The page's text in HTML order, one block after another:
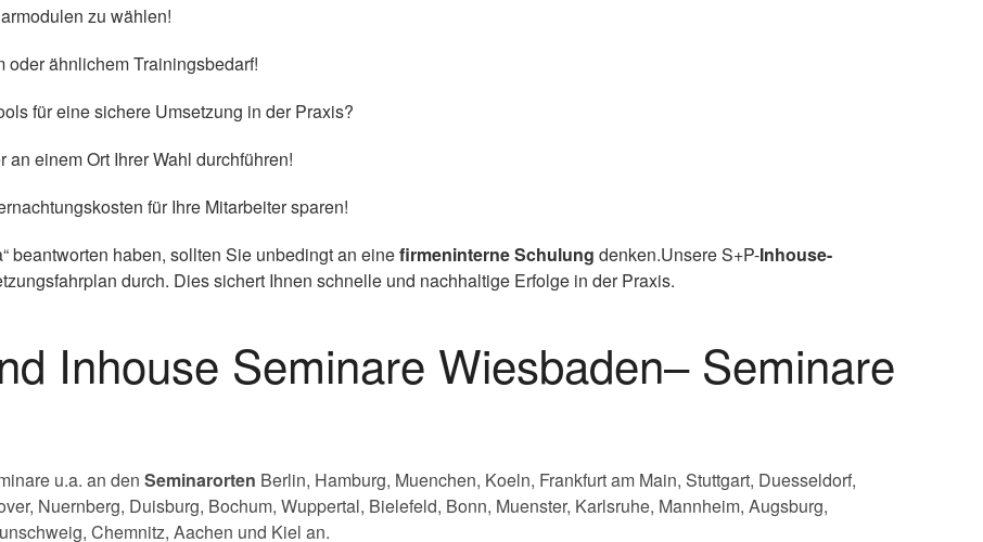
zu wählen!
oder ähnlichem Trainingsbedarf!
für eine sichere Umsetzung in der Praxis?
einem Ort Ihrer Wahl durchführen!
für Ihre Mitarbeiter sparen!
beantworten haben, sollten Sie unbedingt an einefirmeninterne Schulung denken.Unsere S+P-Inhouse-
durch. Dies sichert Ihnen schnelle und nachhaltige Erfolge in der Praxis.
Inhouse Seminare Wiesbaden– Seminare
u.a. an den Seminarorten Berlin, Hamburg, Muenchen, Koeln, Frankfurt am Main, Stuttgart, Duesseldorf,
Nuernberg, Duisburg, Bochum, Wuppertal, Bielefeld, Bonn, Muenster, Karlsruhe, Mannheim, Augsburg,
Chemnitz, Aachen und Kiel an.